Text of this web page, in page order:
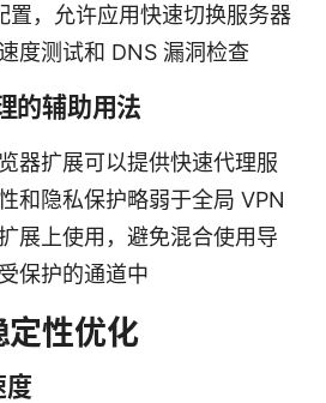
置，允许应用快速切换服务器
度测试和 DNS 漏洞检查
的辅助用法
器扩展可以提供快速代理服
和隐私保护略弱于全局 VPN
展上使用，避免混合使用导
保护的通道中
定性优化
度